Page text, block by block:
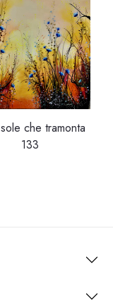
che tramonta
133